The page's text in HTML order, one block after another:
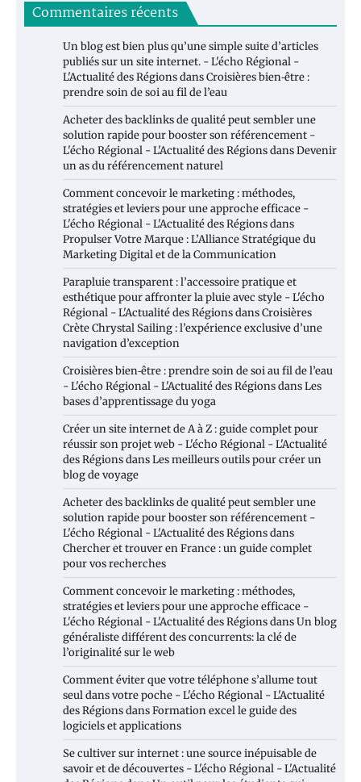
Commentaires récents
Un blog est bien plus qu’une simple suite d’articles
publiés sur un site internet. - L'écho Régional -
L'Actualité des RégionsdansCroisières bien‑être :
prendre soin de soi au fil de l’eau
Acheter des backlinks de qualité peut sembler une
solution rapide pour booster son référencement -
L'écho Régional - L'Actualité des RégionsdansDevenir
un as du référencement naturel
Comment concevoir le marketing : méthodes,
stratégies et leviers pour une approche efficace -
L'écho Régional - L'Actualité des Régionsdans
Propulser Votre Marque : L’Alliance Stratégique du
Marketing Digital et de la Communication
Parapluie transparent : l’accessoire pratique et
esthétique pour affronter la pluie avec style - L'écho
Régional - L'Actualité des RégionsdansCroisières
Crète Chrystal Sailing : l’expérience exclusive d’une
navigation d’exception
Croisières bien‑être : prendre soin de soi au fil de l’eau
- L'écho Régional - L'Actualité des RégionsdansLes
bases d’apprentissage du yoga
Créer un site internet de A à Z : guide complet pour
réussir son projet web - L'écho Régional - L'Actualité
des RégionsdansLes meilleurs outils pour créer un
blog de voyage
Acheter des backlinks de qualité peut sembler une
solution rapide pour booster son référencement -
L'écho Régional - L'Actualité des Régionsdans
Chercher et trouver en France : un guide complet
pour vos recherches
Comment concevoir le marketing : méthodes,
stratégies et leviers pour une approche efficace -
L'écho Régional - L'Actualité des RégionsdansUn blog
généraliste différent des concurrents: la clé de
l’originalité sur le web
Comment éviter que votre téléphone s’allume tout
seul dans votre poche - L'écho Régional - L'Actualité
des RégionsdansFormation excel le guide des
logiciels et applications
Se cultiver sur internet : une source inépuisable de
savoir et de découvertes - L'écho Régional - L'Actualité